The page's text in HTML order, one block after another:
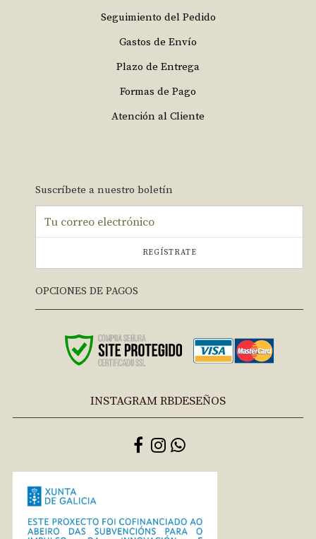
Seguimiento del Pedido
Gastos de Envío
Plazo de Entrega
Formas de Pago
Atención al Cliente
Suscríbete a nuestro boletín
REGÍSTRATE
OPCIONES DE PAGOS
INSTAGRAM RBDESEÑOS